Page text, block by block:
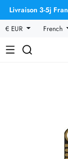
Livraison 3-5j
€ EUR
French